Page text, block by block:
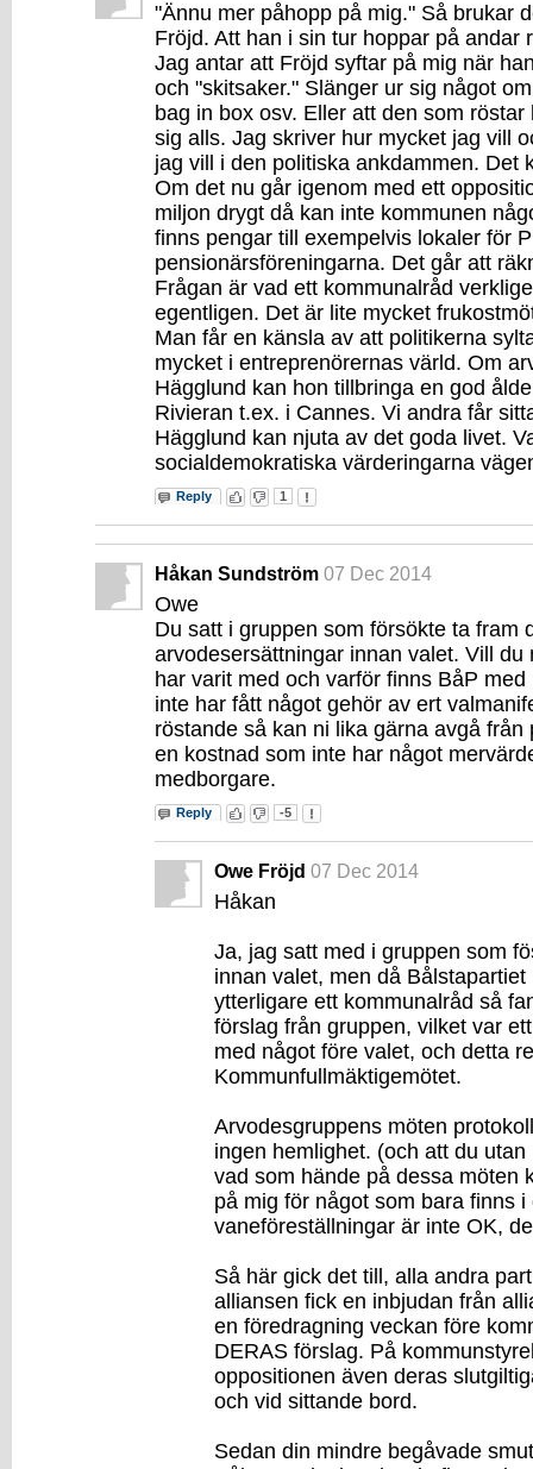
"Ännu mer påhopp på mig." Så brukar
Fröjd. Att han i sin tur hoppar på andar
Jag antar att Fröjd syftar på mig när
och "skitsaker." Slänger ur sig något
bag in box osv. Eller att den som
sig alls. Jag skriver hur mycket jag vill
jag vill i den politiska ankdammen. Det
Om det nu går igenom med ett
miljon drygt då kan inte kommunen
finns pengar till exempelvis lokaler för
pensionärsföreningarna. Det går att
Frågan är vad ett kommunalråd
egentligen. Det är lite mycket
Man får en känsla av att politikerna
mycket i entreprenörernas värld. Om
Hägglund kan hon tillbringa en god
Rivieran t.ex. i Cannes. Vi andra får
Hägglund kan njuta av det goda livet.
socialdemokratiska värderingarna
Reply 1
Håkan Sundström 07 Dec 2014
Owe
Du satt i gruppen som försökte ta fram
arvodesersättningar innan valet. Vill du
har varit med och varför finns BåP
inte har fått något gehör av ert
röstande så kan ni lika gärna avgå från
en kostnad som inte har något
medborgare.
Reply -5
Owe Fröjd 07 Dec 2014
Håkan
Ja, jag satt med i gruppen som
innan valet, men då
ytterligare ett kommunalråd så
förslag från gruppen, vilket var
med något före valet, och detta
Kommunfullmäktigemötet.
Arvodesgruppens möten
ingen hemlighet. (och att du
vad som hände på dessa möten
på mig för något som bara finns i
vaneföreställningar är inte OK,
Så här gick det till, alla andra
alliansen fick en inbjudan från
en föredragning veckan före
DERAS förslag. På
oppositionen även deras
och vid sittande bord.
Sedan din mindre begåvade